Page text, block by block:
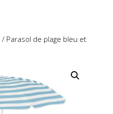
/ Parasol de plage bleu et